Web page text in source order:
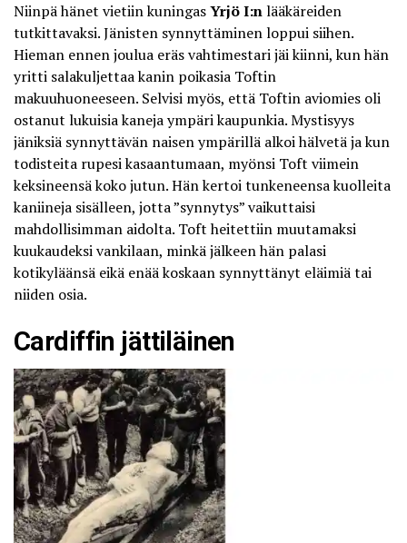
Niinpä hänet vietiin kuningasYrjö I:nlääkäreiden
tutkittavaksi. Jänisten synnyttäminen loppui siihen.
Hieman ennen joulua eräs vahtimestari jäi kiinni, kun hän
yritti salakuljettaa kanin poikasia Toftin
makuuhuoneeseen. Selvisi myös, että Toftin aviomies oli
ostanut lukuisia kaneja ympäri kaupunkia. Mystisyys
jäniksiä synnyttävän naisen ympärillä alkoi hälvetä ja kun
todisteita rupesi kasaantumaan, myönsi Toft viimein
keksineensä koko jutun. Hän kertoi tunkeneensa kuolleita
kaniineja sisälleen, jotta ”synnytys” vaikuttaisi
mahdollisimman aidolta. Toft heitettiin muutamaksi
kuukaudeksi vankilaan, minkä jälkeen hän palasi
kotikyläänsä eikä enää koskaan synnyttänyt eläimiä tai
niiden osia.
Cardiffin jättiläinen